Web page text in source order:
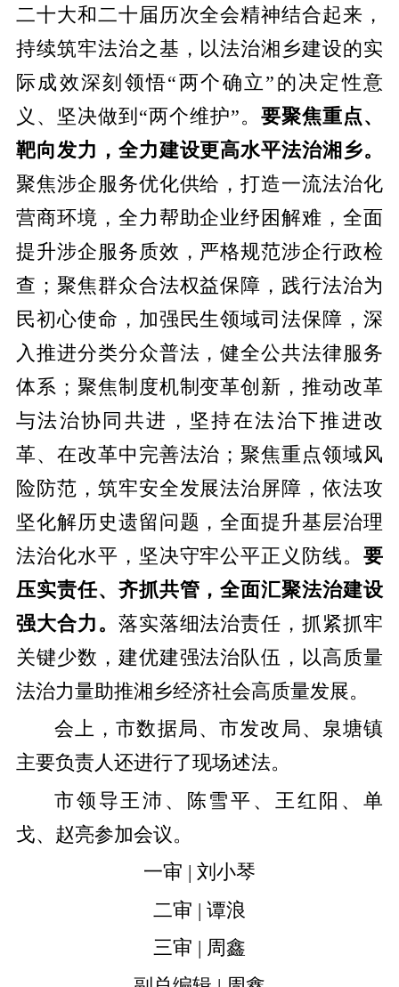
二十大和二十届历次全会精神结合起来，
持续筑牢法治之基，以法治湘乡建设的实
际成效深刻领悟“两个确立”的决定性意
义、坚决做到“两个维护”。要聚焦重点、
靶向发力，全力建设更高水平法治湘乡。
聚焦涉企服务优化供给，打造一流法治化
营商环境，全力帮助企业纾困解难，全面
提升涉企服务质效，严格规范涉企行政检
查；聚焦群众合法权益保障，践行法治为
民初心使命，加强民生领域司法保障，深
入推进分类分众普法，健全公共法律服务
体系；聚焦制度机制变革创新，推动改革
与法治协同共进，坚持在法治下推进改
革、在改革中完善法治；聚焦重点领域风
险防范，筑牢安全发展法治屏障，依法攻
坚化解历史遗留问题，全面提升基层治理
法治化水平，坚决守牢公平正义防线。要
压实责任、齐抓共管，全面汇聚法治建设
强大合力。 落实落细法治责任，抓紧抓牢
关键少数，建优建强法治队伍，以高质量
法治力量助推湘乡经济社会高质量发展。
会上，市数据局、市发改局、泉塘镇
主要负责人还进行了现场述法。
市领导王沛、陈雪平、王红阳、单
戈、赵亮参加会议。
一审 | 刘小琴
二审 | 谭浪
三审 | 周鑫